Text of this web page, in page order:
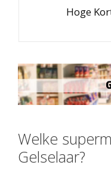
Hoge
Welke
Gelselaar?